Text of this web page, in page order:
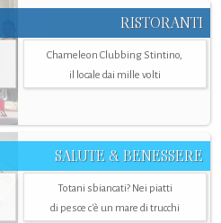
RISTORANTI
Chameleon Clubbing Stintino,
il locale dai mille volti
SALUTE & BENESSERE
Totani sbiancati? Nei piatti
di pesce c'è un mare di trucchi